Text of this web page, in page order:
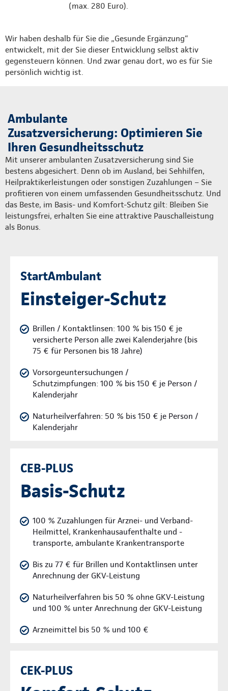
(max. 280 Euro).
Wir haben deshalb für Sie die „Gesunde Ergänzung“
entwickelt, mit der Sie dieser Entwicklung selbst aktiv
gegensteuern können. Und zwar genau dort, wo es für Sie
persönlich wichtig ist.
Ambulante
Zusatzversicherung: Optimieren Sie
Ihren Gesundheitsschutz
Mit unserer ambulanten Zusatzversicherung sind Sie
bestens abgesichert. Denn ob im Ausland, bei Sehhilfen,
Heilpraktikerleistungen oder sonstigen Zuzahlungen – Sie
profitieren von einem umfassenden Gesundheitsschutz. Und
das Beste, im Basis- und Komfort-Schutz gilt: Bleiben Sie
leistungsfrei, erhalten Sie eine attraktive Pauschalleistung
als Bonus.
StartAmbulant
Einsteiger-Schutz
Brillen / Kontaktlinsen: 100 % bis 150 € je
versicherte Person alle zwei Kalenderjahre (bis
75 € für Personen bis 18 Jahre)
Vorsorgeuntersuchungen /
Schutzimpfungen: 100 % bis 150 € je Person /
Kalenderjahr
Naturheilverfahren: 50 % bis 150 € je Person /
Kalenderjahr
CEB-PLUS
Basis-Schutz
100 % Zuzahlungen für Arznei- und Verband-
Heilmittel, Krankenhausaufenthalte und -
transporte, ambulante Krankentransporte
Bis zu 77 € für Brillen und Kontaktlinsen unter
Anrechnung der GKV-Leistung
Naturheilverfahren bis 50 % ohne GKV-Leistung
und 100 % unter Anrechnung der GKV-Leistung
Arzneimittel bis 50 % und 100 €
CEK-PLUS